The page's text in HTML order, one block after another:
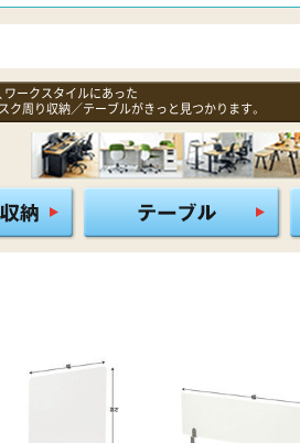
ワークスタイルにあった
ク周り収納／テーブルがきっと見つかります。